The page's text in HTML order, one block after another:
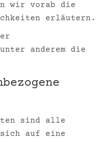
wir vorab die
erläutern.
anderem die
sind alle
auf eine